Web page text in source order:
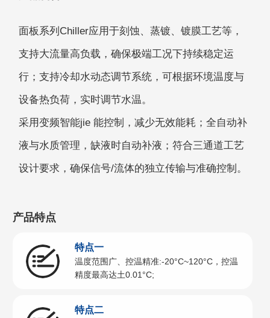
面板系列Chiller应⽤于刻蚀、蒸镀、镀膜⼯艺等，
支持⼤流量⾼负载，确保极端⼯况下持续稳定运
⾏；支持冷却⽔动态调节系统，可根据环境温度与
设备热负荷，实时调节⽔温。
采用变频智能jie 能控制，减少⽆效能耗；全⾃动补
液与⽔质管理，缺液时⾃动补液；符合三通道⼯艺
设计要求，确保信号/流体的独⽴传输与准确控制。
产品特点
特点一
温度范围广、控温精准:-20°C~120°C，控温
精度最高达土0.01°C;
特点二